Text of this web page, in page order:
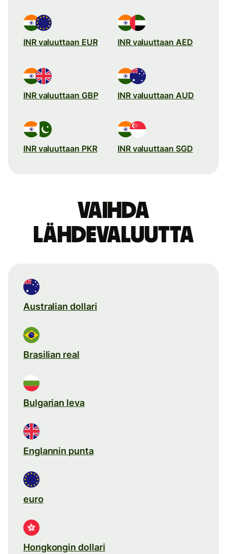
INR valuuttaan EUR INR valuuttaan AED
INR valuuttaan GBP INR valuuttaan AUD
INR valuuttaan PKR INR valuuttaan SGD
Vaihda
lähdevaluutta
Australian dollari
Brasilian real
Bulgarian leva
Englannin punta
euro
Hongkongin dollari